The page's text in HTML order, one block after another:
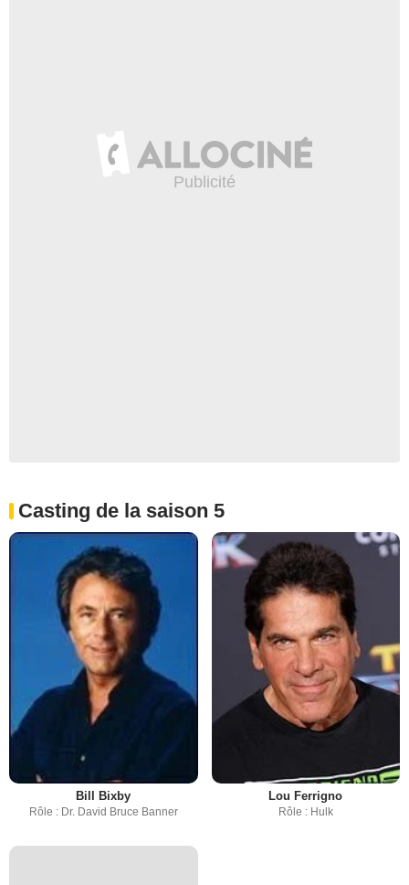
Casting de la saison 5
Bill Bixby
Rôle : Dr. David Bruce Banner
Lou Ferrigno
Rôle : Hulk